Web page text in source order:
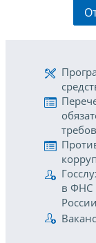
в ФНС
России